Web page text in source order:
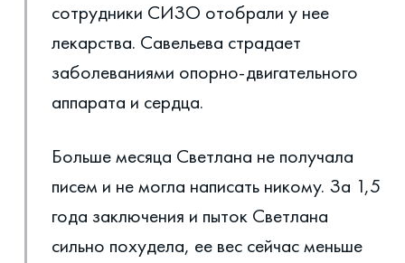
сотрудники СИЗО отобрали у нее
лекарства. Савельева страдает
заболеваниями опорно-двигательного
аппарата и сердца.
Больше месяца Светлана не получала
писем и не могла написать никому. За 1,5
года заключения и пыток Светлана
сильно похудела, ее вес сейчас меньше